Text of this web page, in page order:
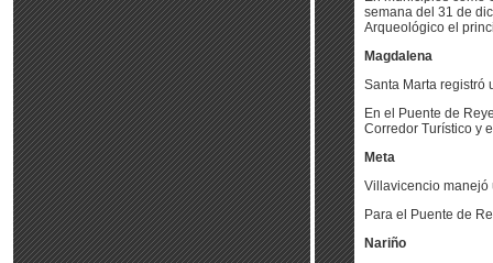
semana del 31 de
Arqueológico el
Magdalena
Santa Marta registró
En el Puente de
Corredor Turístico y
Meta
Villavicencio manejó
Para el Puente de
Nariño